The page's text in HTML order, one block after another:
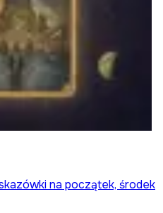
na początek, środek